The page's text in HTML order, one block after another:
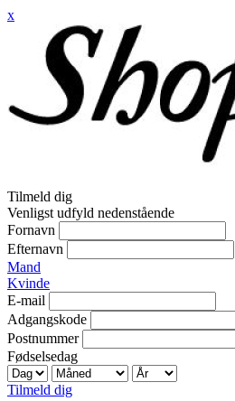
x
Tilmeld dig
Venligst udfyld nedenstående
Fornavn
Efternavn
Mand
Kvinde
E-mail
Adgangskode
Postnummer
Fødselsedag
Tilmeld dig